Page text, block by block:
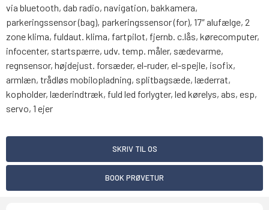
via bluetooth, dab radio, navigation, bakkamera,
parkeringssensor (bag), parkeringssensor (for), 17″ alufælge, 2
zone klima, fuldaut. klima, fartpilot, fjernb. c.lås, kørecomputer,
infocenter, startspærre, udv. temp. måler, sædevarme,
regnsensor, højdejust. forsæder, el-ruder, el-spejle, isofix,
armlæn, trådløs mobilopladning, splitbagsæde, læderrat,
kopholder, læderindtræk, fuld led forlygter, led kørelys, abs, esp,
servo, 1 ejer
SKRIV TIL OS
BOOK PRØVETUR